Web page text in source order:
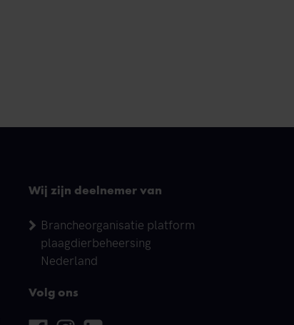
Wij zijn deelnemer van
Brancheorganisatie platform
plaagdierbeheersing
Nederland
Volg ons